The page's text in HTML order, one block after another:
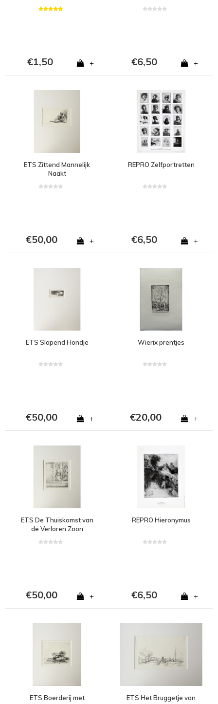
€1,50 + €6,50 +
ETS Zittend Mannelijk
Naakt
€50,00 +
REPRO Zelfportretten
€6,50 +
ETS Slapend Hondje
€50,00 +
Wierix prentjes
€20,00 +
ETS De Thuiskomst van
de Verloren Zoon
€50,00 +
REPRO Hieronymus
€6,50 +
ETS Boerderij met
ETS Het Bruggetje van